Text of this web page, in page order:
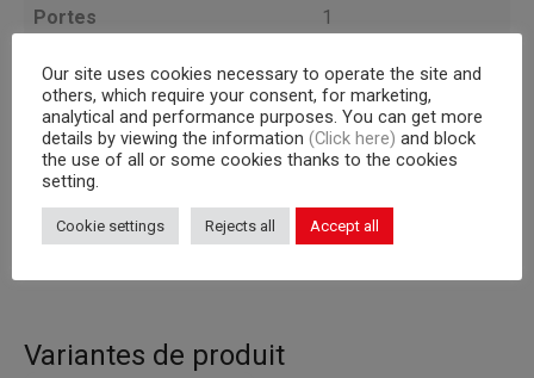
Portes 1
Groupe frogorifique groupe à distance
Capacité interne
no. 10 chariots
600×800
Température
Version MAX 90 % HR
Variantes de produit
Our site uses cookies necessary to operate the site and
others, which require your consent, for marketing,
analytical and performance purposes. You can get more
details by viewing the information (Click here) and block
the use of all or some cookies thanks to the cookies
setting.
Cookie settings Rejects all Accept all